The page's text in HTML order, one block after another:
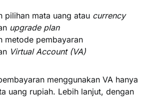
pilihan mata uang atau currency
upgrade plan
metode pembayaran
Virtual Account (VA)
menggunakan VA hanya
uang rupiah. Lebih lanjut, dengan